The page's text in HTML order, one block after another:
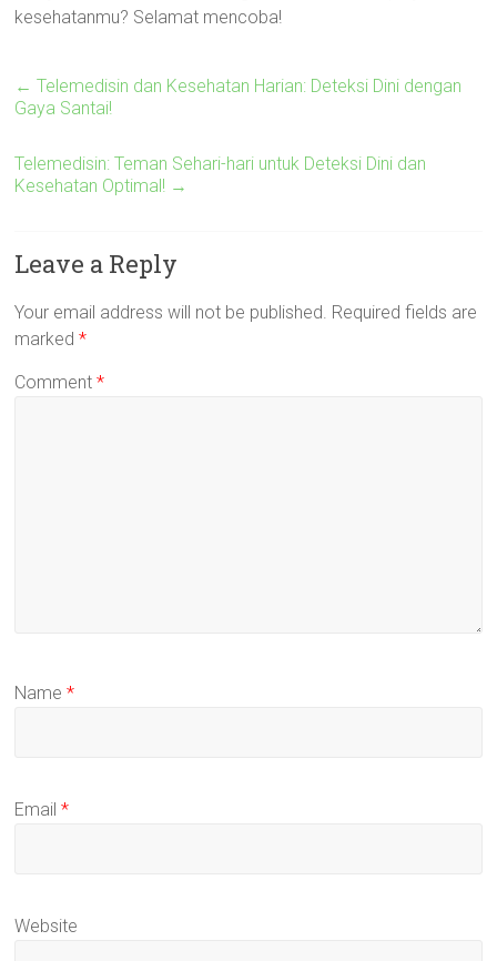
kesehatanmu? Selamat mencoba!
← Telemedisin dan Kesehatan Harian: Deteksi Dini dengan
Gaya Santai!
Telemedisin: Teman Sehari-hari untuk Deteksi Dini dan
Kesehatan Optimal! →
Leave a Reply
Your email address will not be published. Required fields are
marked*
Comment*
Name*
Email*
Website